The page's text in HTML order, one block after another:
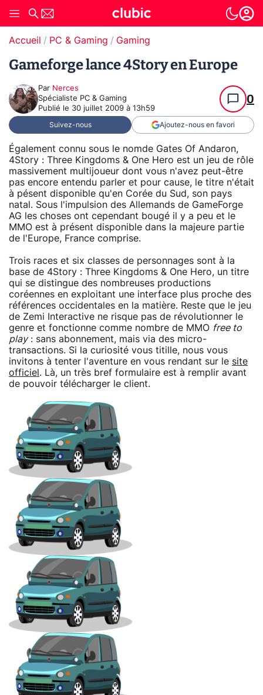
Accueil PC & Gaming Gaming
Gameforge lance 4Story en Europe
Par Nerces
Spécialiste PC & Gaming
Publié le 30 juillet 2009 à 13h59
0
Suivez-nous Ajoutez-nous en favori
Également connu sous le nomde Gates Of Andaron,
4Story : Three Kingdoms & One Hero est un jeu de rôle
massivement multijoueur dont vous n'avez peut-être
pas encore entendu parler et pour cause, le titre n'était
à pésent disponible qu'en Corée du Sud, son pays
natal. Sous l'impulsion des Allemands de GameForge
AG les choses ont cependant bougé il y a peu et le
MMO est à présent disponible dans la majeure partie
de l'Europe, France comprise.
Trois races et six classes de personnages sont à la
base de 4Story : Three Kingdoms & One Hero, un titre
qui se distingue des nombreuses productions
coréennes en exploitant une interface plus proche des
références occidentales en la matière. Reste que le jeu
de Zemi Interactive ne risque pas de révolutionner le
genre et fonctionne comme nombre de MMO free to
play: sans abonnement, mais via des micro-
transactions. Si la curiosité vous titille, nous vous
invitons à tenter l'aventure en vous rendant sur le site
officiel . Là, un très bref formulaire est à remplir avant
de pouvoir télécharger le client.